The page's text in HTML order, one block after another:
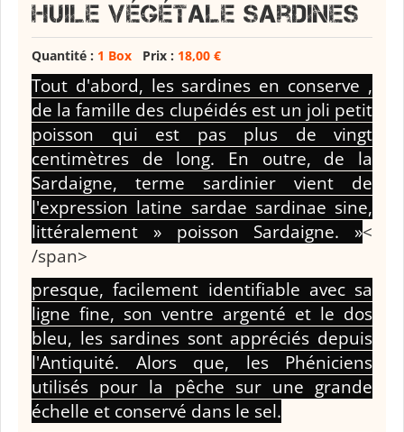
Huile végétale Sardines
Quantité : 1 Box Prix : 18,00 €
Tout d'abord, les sardines en conserve ,
de la famille des clupéidés est un joli petit
poisson qui est pas plus de vingt
centimètres de long. En outre, de la
Sardaigne, terme sardinier vient de
l'expression latine sardae sardinae sine,
littéralement » poisson Sardaigne. »<
/span>
presque, facilement identifiable avec sa
ligne fine, son ventre argenté et le dos
bleu, les sardines sont appréciés depuis
l'Antiquité. Alors que, les Phéniciens
utilisés pour la pêche sur une grande
échelle et conservé dans le sel.